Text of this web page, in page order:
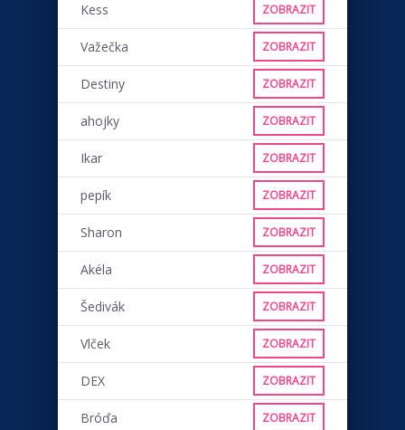
Kess ZOBRAZIT
Važečka ZOBRAZIT
Destiny ZOBRAZIT
ahojky ZOBRAZIT
Ikar ZOBRAZIT
pepík ZOBRAZIT
Sharon ZOBRAZIT
Akéla ZOBRAZIT
Šedivák ZOBRAZIT
Vlček ZOBRAZIT
DEX ZOBRAZIT
Bróďa ZOBRAZIT